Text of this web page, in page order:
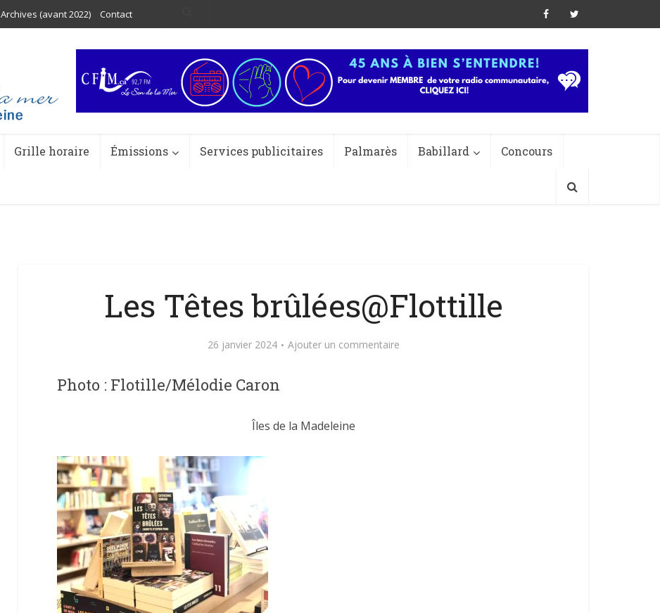
Archives (avant 2022) Contact
Grille horaire Émissions Services publicitaires Palmarès Babillard Concours
Les Têtes brûlées@Flottille
26 janvier 2024 Ajouter un commentaire
Photo : Flotille/Mélodie Caron
Îles de la Madeleine